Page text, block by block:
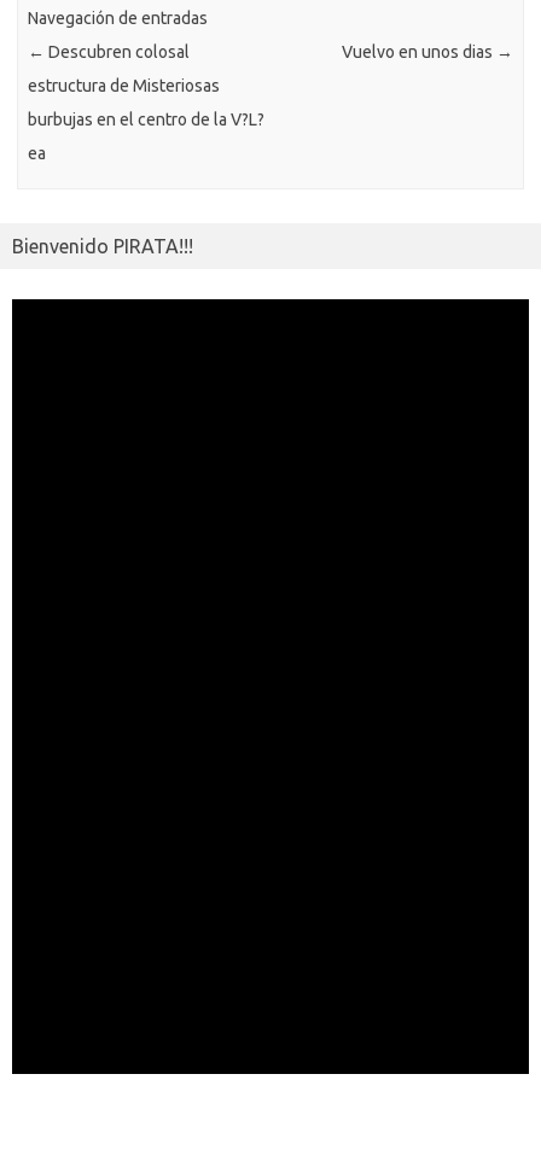
i
ti
r
Navegación de entradas
← Descubren colosal
estructura de Misteriosas
burbujas en el centro de la V?L?
ea
Vuelvo en unos dias →
Bienvenido PIRATA!!!